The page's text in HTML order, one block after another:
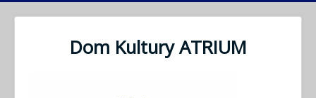
Dom Kultury ATRIUM